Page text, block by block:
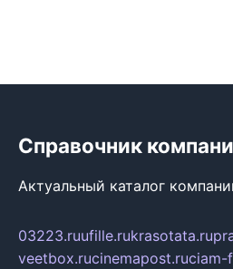
Справочник
Актуальный каталог
03223.ruufille.rukrasotata.ru
veetbox.rucinemapost.ruciam-